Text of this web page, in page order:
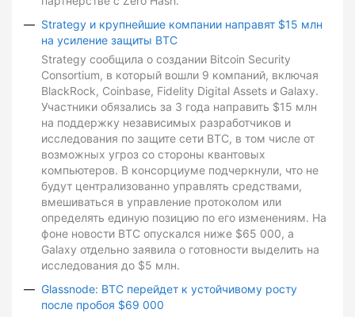
Strategy и крупнейшие компании направят $15 млн
на усиление защиты BTC
Strategy сообщила о создании Bitcoin Security
Consortium, в который вошли 9 компаний, включая
BlackRock, Coinbase, Fidelity Digital Assets и Galaxy.
Участники обязались за 3 года направить $15 млн
на поддержку независимых разработчиков и
исследования по защите сети BTC, в том числе от
возможных угроз со стороны квантовых
компьютеров. В консорциуме подчеркнули, что не
будут централизованно управлять средствами,
вмешиваться в управление протоколом или
определять единую позицию по его изменениям. На
фоне новости BTC опускался ниже $65 000, а
Galaxy отдельно заявила о готовности выделить на
исследования до $5 млн.
Glassnode: BTC перейдет к устойчивому росту
после пробоя $69 000